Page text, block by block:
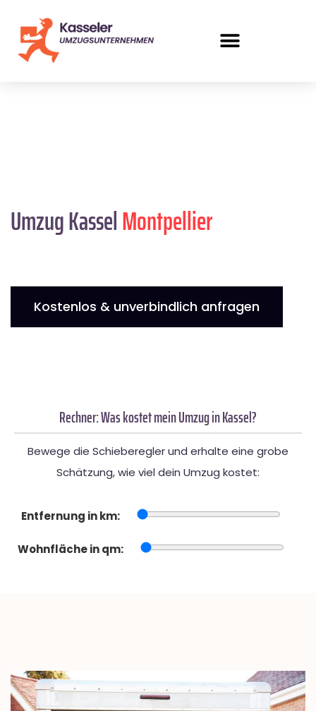
Umzug KasselMontpellier
Kostenlos & unverbindlich anfragen
Rechner: Was kostet mein Umzug in Kassel?
Bewege die Schieberegler und erhalte eine grobe
Schätzung, wie viel dein Umzug kostet:
Entfernung in km:
Wohnfläche in qm: